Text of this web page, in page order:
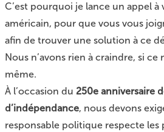
C’est pourquoi je lance un appel à
américain, pour que vous vous
afin de trouver une solution à ce
Nous n’avons rien à craindre, si ce
même.
À l’occasion du 250e anniversaire
d’indépendance, nous devons
responsable politique respecte les